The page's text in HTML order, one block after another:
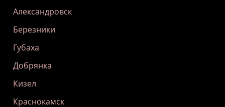
Александровск
Березники
Губаха
Добрянка
Кизел
Краснокамск